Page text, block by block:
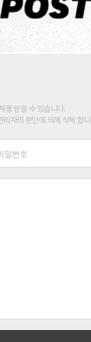
를 받을 수 있습니다.
자의 판단에 의해 삭제 합